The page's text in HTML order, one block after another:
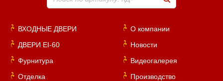
Хочу такую
Хочу такую
ВХОДНЫЕ ДВЕРИ
ДВЕРИ EI-60
Фурнитура
Отделка
О компании
Новости
Видеогалерея
Производство